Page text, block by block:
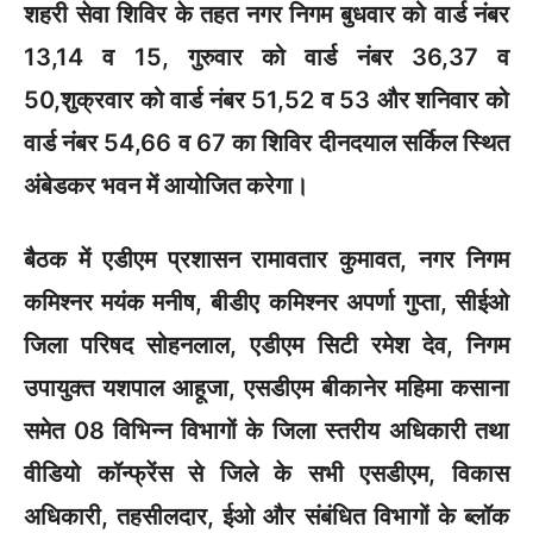
शहरी सेवा शिविर के तहत नगर निगम बुधवार को वार्ड नंबर
13,14 व 15, गुरुवार को वार्ड नंबर 36,37 व
50,शुक्रवार को वार्ड नंबर 51,52 व 53 और शनिवार को
वार्ड नंबर 54,66 व 67 का शिविर दीनदयाल सर्किल स्थित
अंबेडकर भवन में आयोजित करेगा।
बैठक में एडीएम प्रशासन रामावतार कुमावत, नगर निगम
कमिश्नर मयंक मनीष, बीडीए कमिश्नर अपर्णा गुप्ता, सीईओ
जिला परिषद सोहनलाल, एडीएम सिटी रमेश देव, निगम
उपायुक्त यशपाल आहूजा, एसडीएम बीकानेर महिमा कसाना
समेत 08 विभिन्न विभागों के जिला स्तरीय अधिकारी तथा
वीडियो कॉन्फ्रेंस से जिले के सभी एसडीएम, विकास
अधिकारी, तहसीलदार, ईओ और संबंधित विभागों के ब्लॉक